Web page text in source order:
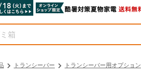
トランシーバー トランシーバー用オプション